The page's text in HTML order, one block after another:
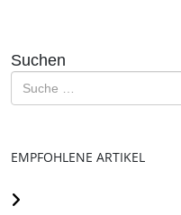
Suchen
EMPFOHLENE ARTIKEL